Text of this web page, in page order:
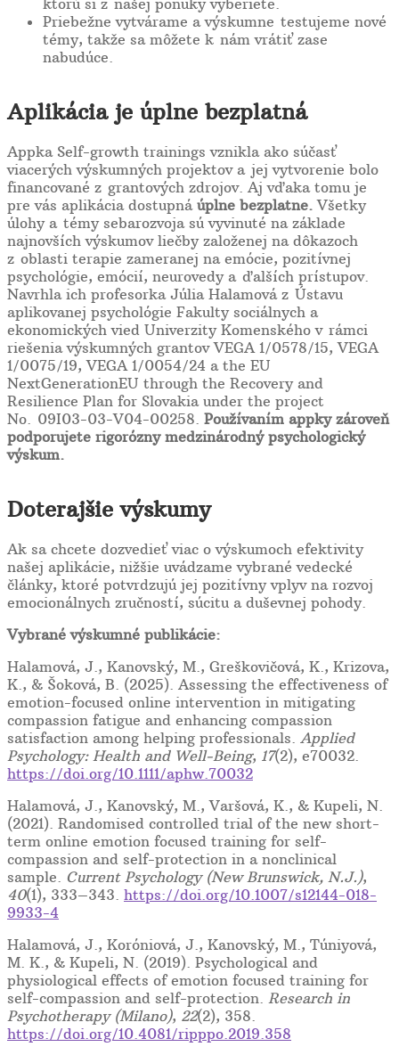
Priebežne vytvárame a výskumne testujeme nové
témy, takže sa môžete k nám vrátiť zase
nabudúce.
Aplikácia je úplne bezplatná
Appka Self-growth trainings vznikla ako súčasť
viacerých výskumných projektov a jej vytvorenie bolo
financované z grantových zdrojov. Aj vďaka tomu je
pre vás aplikácia dostupnáúplne bezplatne.Všetky
úlohy a témy sebarozvoja sú vyvinuté na základe
najnovších výskumov liečby založenej na dôkazoch
z oblasti terapie zameranej na emócie, pozitívnej
psychológie, emócií, neurovedy a ďalších prístupov.
Navrhla ich profesorka Júlia Halamová z Ústavu
aplikovanej psychológie Fakulty sociálnych a
ekonomických vied Univerzity Komenského v rámci
riešenia výskumných grantov VEGA 1/0578/15, VEGA
1/0075/19, VEGA 1/0054/24 a the EU
NextGenerationEU through the Recovery and
Resilience Plan for Slovakia under the project
No. 09I03-03-V04-00258. Používaním appky zároveň
podporujete rigorózny medzinárodný psychologický
výskum.
Doterajšie výskumy
Ak sa chcete dozvedieť viac o výskumoch efektivity
našej aplikácie, nižšie uvádzame vybrané vedecké
články, ktoré potvrdzujú jej pozitívny vplyv na rozvoj
emocionálnych zručností, súcitu a duševnej pohody.
Vybrané výskumné publikácie:
Halamová, J., Kanovský, M., Greškovičová, K., Krizova,
K., & Šoková, B. (2025). Assessing the effectiveness of
emotion-focused online intervention in mitigating
compassion fatigue and enhancing compassion
satisfaction among helping professionals. Applied
Psychology: Health and Well-Being, 17(2), e70032.
https://doi.org/10.1111/aphw.70032
Halamová, J., Kanovský, M., Varšová, K., & Kupeli, N.
(2021). Randomised controlled trial of the new short-
term online emotion focused training for self-
compassion and self-protection in a nonclinical
sample. Current Psychology (New Brunswick, N.J.),
40(1), 333–343. https://doi.org/10.1007/s12144-018-
9933-4
Halamová, J., Koróniová, J., Kanovský, M., Túniyová,
M. K., & Kupeli, N. (2019). Psychological and
physiological effects of emotion focused training for
self-compassion and self-protection. Research in
Psychotherapy (Milano), 22(2), 358.
https://doi.org/10.4081/ripppo.2019.358